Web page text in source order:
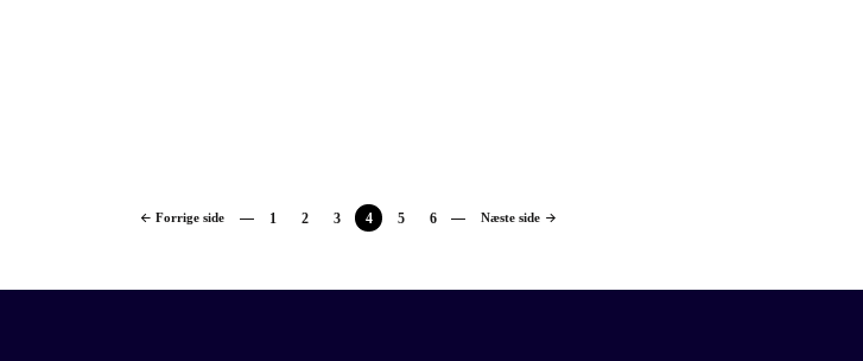
Forrige side 1 2 3 4 5 6 Næste side